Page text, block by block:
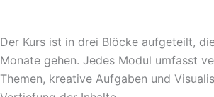
Der Kurs ist in drei Blöcke aufgeteilt,
Monate gehen. Jedes Modul umfasst
Themen, kreative Aufgaben und